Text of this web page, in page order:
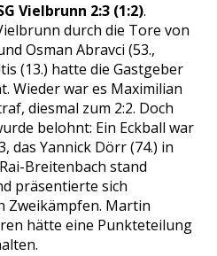
Vielbrunn 2:3 (1:2).
durch die Tore von
Osman Abravci (53.,
(13.) hatte die Gastgeber
Wieder war es Maximilian
diesmal zum 2:2. Doch
belohnt: Ein Eckball war
das Yannick Dörr (74.) in
Breitenbach stand
präsentierte sich
Zweikämpfen. Martin
hätte eine Punkteteilung